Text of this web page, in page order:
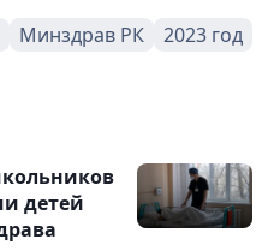
Минздрав РК
2023 год
детей